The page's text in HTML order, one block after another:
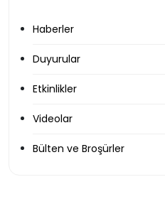
Haberler
Duyurular
Etkinlikler
Videolar
Bülten ve Broşürler